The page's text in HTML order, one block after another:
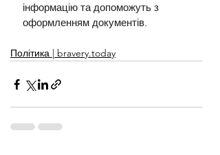
інформацію та допоможуть з
оформленням документів.
Політика | bravery.today